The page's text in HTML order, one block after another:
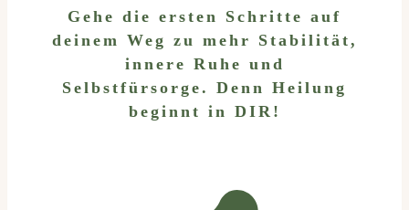
Gehe die ersten Schritte auf
deinem Weg zu mehr Stabilität,
innere Ruhe und
Selbstfürsorge. Denn Heilung
beginnt in DIR!